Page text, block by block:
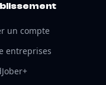
un compte
entreprises